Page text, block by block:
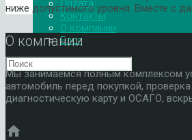
Оплата
Контакты
О компании
Блог
ниже допустимого уровня. Вместе с
О компании
Мы занимаемся полным комплексом
автомобиль перед покупкой,
диагностическую карту и ОСАГО,
home